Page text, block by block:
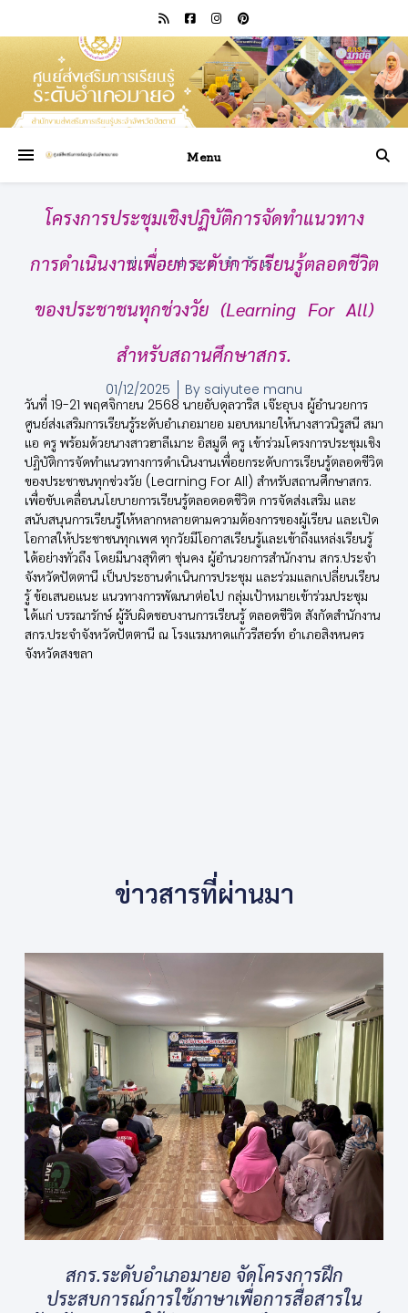
Menu
ข่าวประจำวัน
โครงการประชุมเชิงปฏิบัติการจัดทำแนวทาง
การดำเนินงานเพื่อยกระดับการเรียนรู้ตลอดชีวิต
ของประชาชนทุกช่วงวัย (Learning For All)
สำหรับสถานศึกษาสกร.
01/12/2025 By saiyutee manu
วันที่ 19-21 พฤศจิกายน 2568 นายอับดุลวาริส เจ๊ะอุบง ผู้อำนวยการ
ศูนย์ส่งเสริมการเรียนรู้ระดับอำเภอมายอ มอบหมายให้นางสาวนิรูสนี สมา
แอ ครู พร้อมด้วยนางสาวฮาลีเมาะ อิสมูดี ครู เข้าร่วมโครงการประชุมเชิง
ปฏิบัติการจัดทำแนวทางการดำเนินงานเพื่อยกระดับการเรียนรู้ตลอดชีวิต
ของประชาชนทุกช่วงวัย (Learning For All) สำหรับสถานศึกษาสกร.
เพื่อขับเคลื่อนนโยบายการเรียนรู้ตลอดอดชีวิต การจัดส่งเสริม และ
สนับสนุนการเรียนรู้ให้หลากหลายตามความต้องการของผู้เรียน และเปิด
โอกาสให้ประชาชนทุกเพศ ทุกวัยมีโอกาสเรียนรู้และเข้าถึงแหล่งเรียนรู้
ได้อย่างทั่วถึง โดยมีนางสุทิศา ซุ่นคง ผู้อำนวยการสำนักงาน สกร.ประจำ
จังหวัดปัตตานี เป็นประธานดำเนินการประชุม และร่วมแลกเปลี่ยนเรียน
รู้ ข้อเสนอแนะ แนวทางการพัฒนาต่อไป กลุ่มเป้าหมายเข้าร่วมประชุม
ได้แก่ บรรณารักษ์ ผู้รับผิดชอบงานการเรียนรู้ ตลอดชีวิต สังกัดสำนักงาน
สกร.ประจำจังหวัดปัตตานี ณ โรงแรมหาดแก้วรีสอร์ท อำเภอสิงหนคร
จังหวัดสงขลา
ข่าวสารที่ผ่านมา
สกร.ระดับอำเภอมายอ จัดโครงการฝึก
ประสบการณ์การใช้ภาษาเพื่อการสื่อสารใน